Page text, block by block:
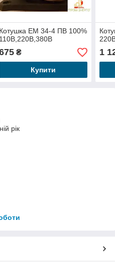
Котушка ЕМ 34-4 ПВ 100%
110В,220В,380В
₴
Купити
1
рік